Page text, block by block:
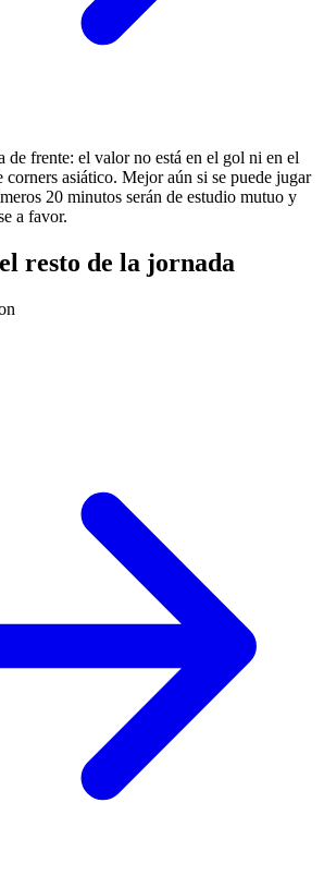
de frente: el valor no está en el gol ni en el
corners asiático. Mejor aún si se puede jugar
20 minutos serán de estudio mutuo y
a favor.
resto de la jornada